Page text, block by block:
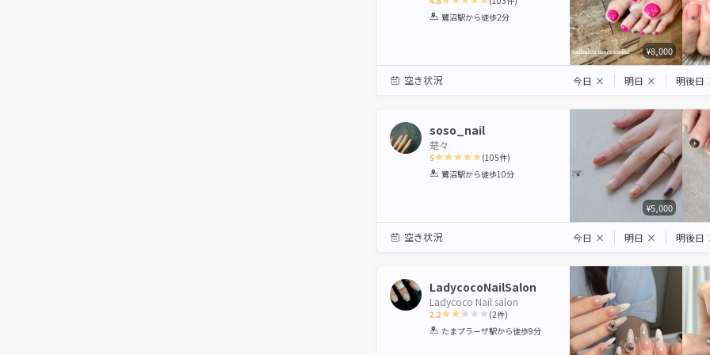
1 2 3 4 5
鷺沼駅から徒歩2分
¥8,000
空き状況 今日 × 明日 × 明後日
soso_nail
楚々
5
1 2 3 4 5
(105件)
鷺沼駅から徒歩10分
¥5,000
空き状況 今日 × 明日 × 明後日
LadycocoNailSalon
Ladycoco Nail salon
2.2
1 2 3 4 5
(2件)
たまプラーザ駅から徒歩9分